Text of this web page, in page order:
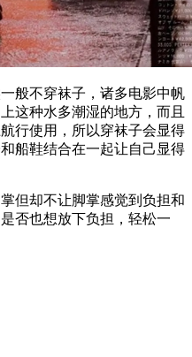
不穿袜子，诸多电影中帆
这种水多潮湿的地方，而且
行使用，所以穿袜子会显得
船鞋结合在一起让自己显得
却不让脚掌感觉到负担和
否也想放下负担，轻松一